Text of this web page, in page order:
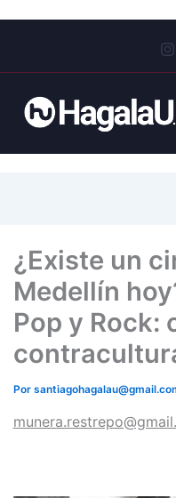
n
r
¿Existe un
Medellín
Pop y Rock:
Por